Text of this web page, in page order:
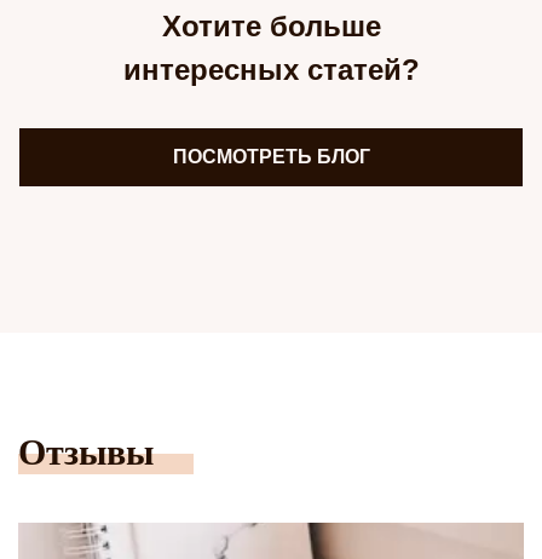
Хотите больше
интересных статей?
ПОСМОТРЕТЬ БЛОГ
Отзывы